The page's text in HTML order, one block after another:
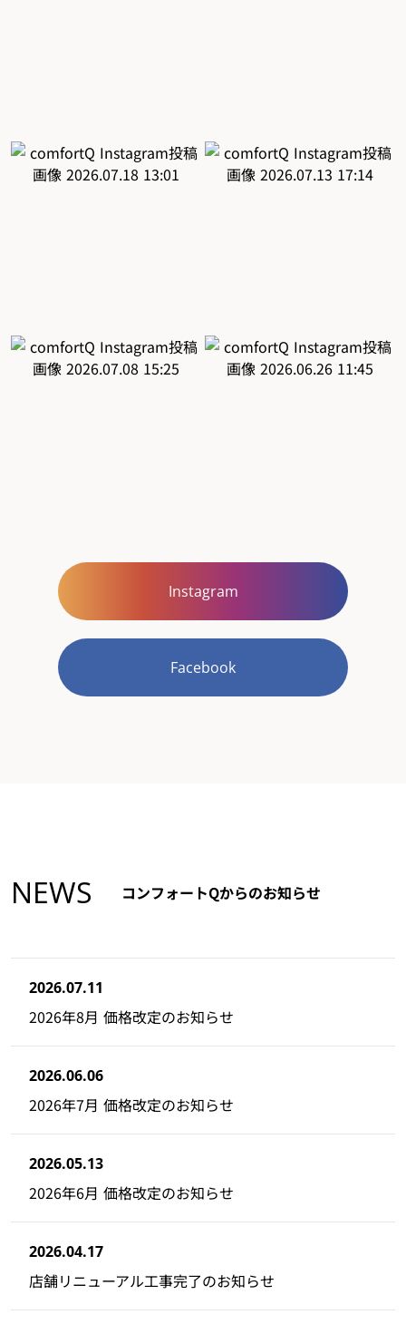
Instagram
Facebook
NEWS コンフォートQからのお知らせ
2026.07.11
2026年8月 価格改定のお知らせ
2026.06.06
2026年7月 価格改定のお知らせ
2026.05.13
2026年6月 価格改定のお知らせ
2026.04.17
店舗リニューアル工事完了のお知らせ